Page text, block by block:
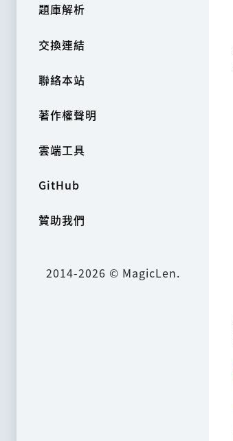
題庫解析
交換連結
聯絡本站
著作權聲明
雲端工具
GitHub
贊助我們
2014-2026 © MagicLen.